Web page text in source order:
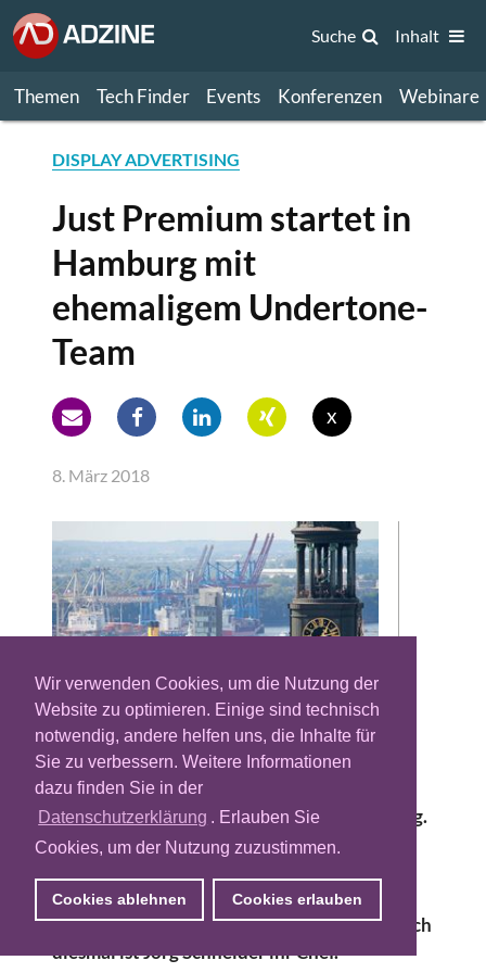
Wir verwenden Cookies, um die Nutzung der
Website zu optimieren. Einige sind technisch
notwendig, andere helfen uns, die Inhalte für
Sie zu verbessern. Weitere Informationen
dazu finden Sie in der
Datenschutzerklärung . Erlauben Sie
Cookies, um der Nutzung zuzustimmen.
Cookies ablehnen Cookies erlauben
Themen Tech Finder Events Konferenzen Webinare
Suche Inhalt
DISPLAY ADVERTISING
Just Premium startet in
Hamburg mit
ehemaligem Undertone-
Team
x
8. März 2018
Ende Januar schloss der Cross-Screen
Vermarkter Undertone seine Deutschland
Niederlassungen in Düsseldorf und Hamburg.
Die Mitarbeiter mussten sich aber wenig
unter dem Dach des Wettbewerbers Just
Premium ein neues Betätigungsfeld. Und auch
diesmal ist Jörg Schneider ihr Chef.